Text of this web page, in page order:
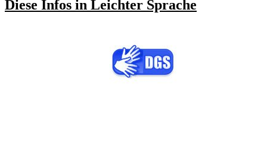
Diese Infos in Leichter Sprache